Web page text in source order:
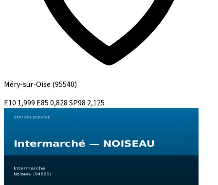
Méry-sur-Oise (95540)
E10 1,999 E850,828SP98 2,125